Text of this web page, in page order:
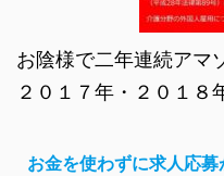
お陰様で二年連続アマ
２０１７年・２０１８
お金を使わずに求人応募